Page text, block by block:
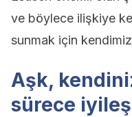
ve böylece ilişkiye
sunmak için
Aşk,
sürece